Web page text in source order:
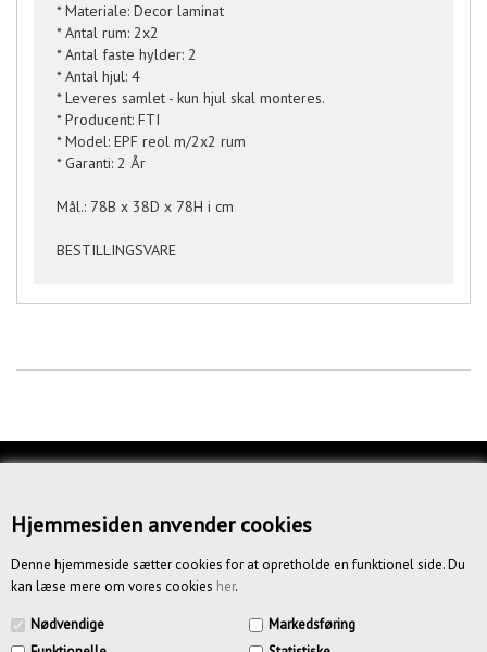
Hjemmesiden anvender cookies
Denne hjemmeside sætter cookies for at opretholde en funktionel side. Du
kan læse mere om vores cookies her.
Nødvendige
Markedsføring
* Materiale: Decor laminat
* Antal rum: 2x2
* Antal faste hylder: 2
* Antal hjul: 4
* Leveres samlet - kun hjul skal monteres.
* Producent: FTI
* Model: EPF reol m/2x2 rum
* Garanti: 2 År
Mål.: 78B x 38D x 78H i cm
BESTILLINGSVARE
OM OS
BETINGELSER